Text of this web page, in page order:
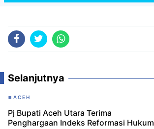
Selanjutnya
ACEH
Pj Bupati Aceh Utara Terima
Penghargaan Indeks Reformasi Hukum